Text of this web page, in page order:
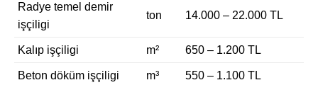
Radye temel demir
işçiligi
ton 14.000 – 22.000 TL
Kalıp işçiligi m² 650 – 1.200 TL
Beton döküm işçiligi m³ 550 – 1.100 TL